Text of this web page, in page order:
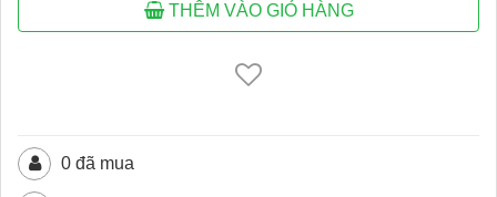
THÊM VÀO GIỎ HÀNG
0 đã mua